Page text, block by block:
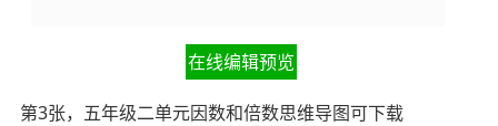
在线编辑预览
第3张，五年级二单元因数和倍数思维导图可下载